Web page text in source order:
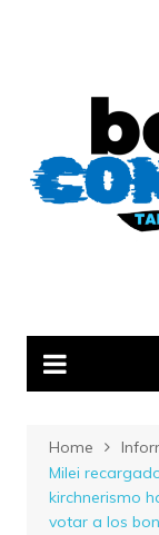
Home
Milei
kirchnerismo
votar a los